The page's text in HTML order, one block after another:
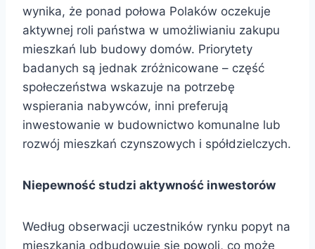
wynika, że ponad połowa Polaków oczekuje
aktywnej roli państwa w umożliwianiu zakupu
mieszkań lub budowy domów. Priorytety
badanych są jednak zróżnicowane – część
społeczeństwa wskazuje na potrzebę
wspierania nabywców, inni preferują
inwestowanie w budownictwo komunalne lub
rozwój mieszkań czynszowych i spółdzielczych.
Niepewność studzi aktywność inwestorów
Według obserwacji uczestników rynku popyt na
mieszkania odbudowuje się powoli, co może